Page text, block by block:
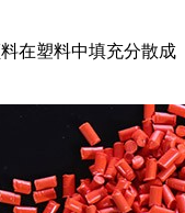
在塑料中填充分散成